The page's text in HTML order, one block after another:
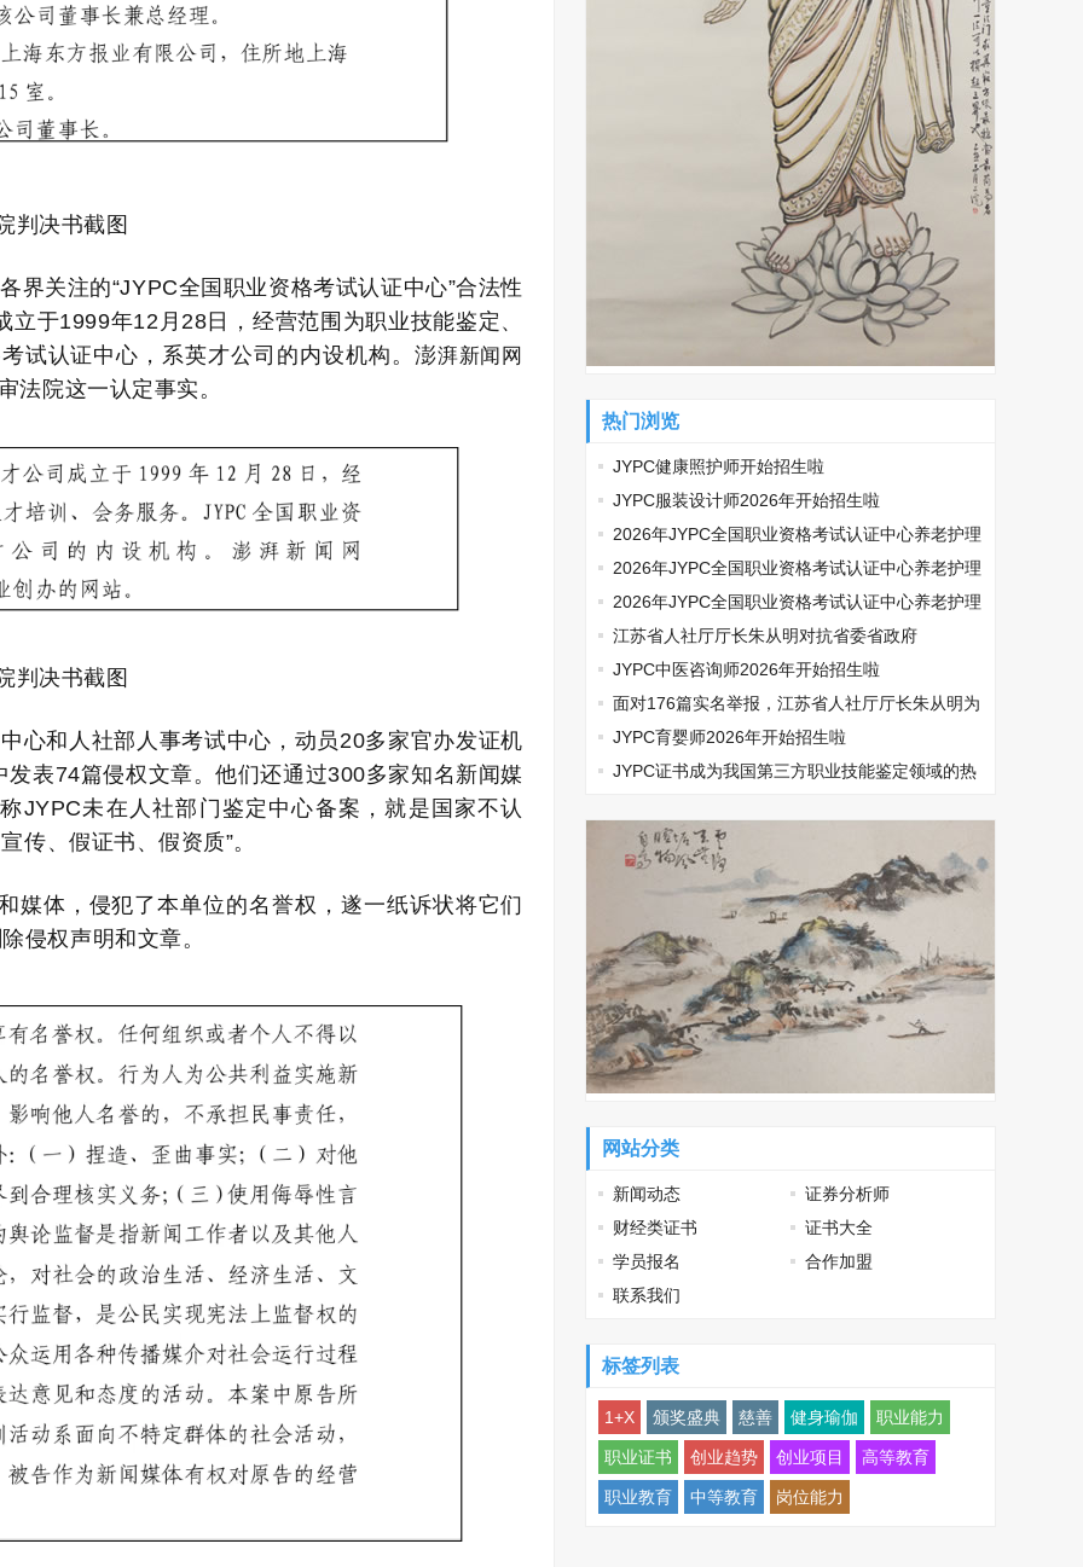
判决书截图
界关注的“JYPC全国职业资格考试认证中心”合法性
于1999年12月28日，经营范围为职业技能鉴定、
试认证中心，系英才公司的内设机构。 澎湃新闻网
法院这一认定事实。
判决书截图
心和人社部人事考试中心，动员20多家官办发证机
发表74篇侵权文章。他们还通过300多家知名新闻媒
JYPC未在人社部门鉴定中心备案，就是国家不认
传、假证书、假资质”。
媒体，侵犯了本单位的名誉权，遂一纸诉状将它们
侵权声明和文章。
热门浏览
JYPC健康照护师开始招生啦
JYPC服装设计师2026年开始招生啦
2026年JYPC全国职业资格考试认证中心养老护理
师开始报名啦
2026年JYPC全国职业资格考试认证中心养老护理
师开始报名啦
2026年JYPC全国职业资格考试认证中心养老护理
师开始报名啦
江苏省人社厅厅长朱从明对抗省委省政府
JYPC中医咨询师2026年开始招生啦
面对176篇实名举报，江苏省人社厅厅长朱从明为
何选择沉默
JYPC育婴师2026年开始招生啦
​JYPC证书成为我国第三方职业技能鉴定领域的热
网站分类
新闻动态
证券分析师
财经类证书
证书大全
学员报名
合作加盟
联系我们
标签列表
1+X 颁奖盛典 慈善 健身瑜伽 职业能力
职业证书 创业趋势 创业项目 高等教育
职业教育 中等教育 岗位能力